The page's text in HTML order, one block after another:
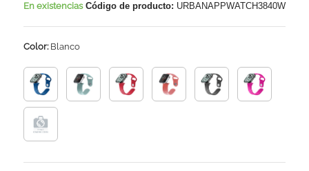
En existencias Código de producto: URBANAPPWATCH3840W
Color:Blanco